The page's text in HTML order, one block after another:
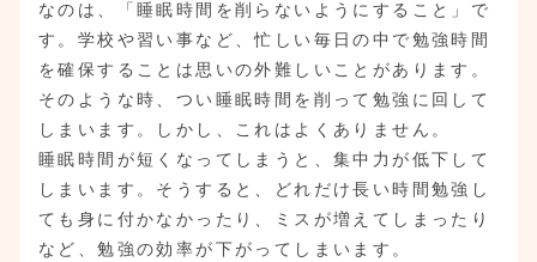
なのは、「睡眠時間を削らないようにすること」で
す。学校や習い事など、忙しい毎日の中で勉強時間
を確保することは思いの外難しいことがあります。
そのような時、つい睡眠時間を削って勉強に回して
しまいます。しかし、これはよくありません。
睡眠時間が短くなってしまうと、集中力が低下して
しまいます。そうすると、どれだけ長い時間勉強し
ても身に付かなかったり、ミスが増えてしまったり
など、勉強の効率が下がってしまいます。